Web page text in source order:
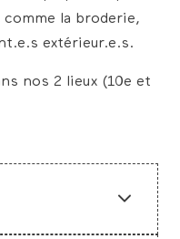
la broderie,
extérieur.e.s.
nos 2 lieux (10e et